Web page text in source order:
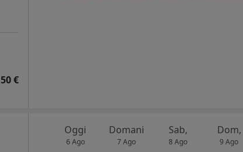
50 €
Oggi
6 Ago
Domani
7 Ago
Sab,
8 Ago
Dom,
9 Ago